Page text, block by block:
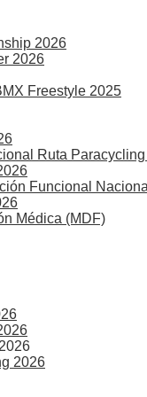
2026
2026
Freestyle 2025
Ruta
Funcional Nacional
Médica (MDF)
2026